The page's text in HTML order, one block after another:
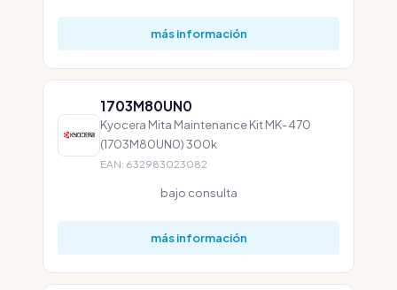
más información
1703M80UN0
Kyocera Mita Maintenance Kit MK-470
(1703M80UN0) 300k
EAN: 632983023082
bajo consulta
más información